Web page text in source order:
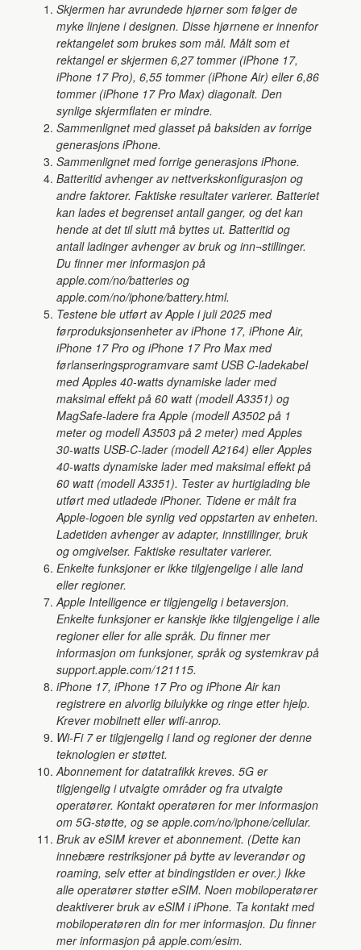
Skjermen har avrundede hjørner som følger de
myke linjene i designen. Disse hjørnene er innenfor
rektangelet som brukes som mål. Målt som et
rektangel er skjermen 6,27 tommer (iPhone 17,
iPhone 17 Pro), 6,55 tommer (iPhone Air) eller 6,86
tommer (iPhone 17 Pro Max) diagonalt. Den
synlige skjermflaten er mindre.
Sammenlignet med glasset på baksiden av forrige
generasjons iPhone.
Sammenlignet med forrige generasjons iPhone.
Batteritid avhenger av nettverkskonfigurasjon og
andre faktorer. Faktiske resultater varierer. Batteriet
kan lades et begrenset antall ganger, og det kan
hende at det til slutt må byttes ut. Batteritid og
antall ladinger avhenger av bruk og inn¬stillinger.
Du finner mer informasjon på
apple.com/no/batteries og
apple.com/no/iphone/battery.html.
Testene ble utført av Apple i juli 2025 med
førproduksjonsenheter av iPhone 17, iPhone Air,
iPhone 17 Pro og iPhone 17 Pro Max med
førlanseringsprogramvare samt USB C-ladekabel
med Apples 40-watts dynamiske lader med
maksimal effekt på 60 watt (modell A3351) og
MagSafe-ladere fra Apple (modell A3502 på 1
meter og modell A3503 på 2 meter) med Apples
30-watts USB-C-lader (modell A2164) eller Apples
40-watts dynamiske lader med maksimal effekt på
60 watt (modell A3351). Tester av hurtiglading ble
utført med utladede iPhoner. Tidene er målt fra
Apple-logoen ble synlig ved oppstarten av enheten.
Ladetiden avhenger av adapter, innstillinger, bruk
og omgivelser. Faktiske resultater varierer.
Enkelte funksjoner er ikke tilgjengelige i alle land
eller regioner.
Apple Intelligence er tilgjengelig i betaversjon.
Enkelte funksjoner er kanskje ikke tilgjengelige i alle
regioner eller for alle språk. Du finner mer
informasjon om funksjoner, språk og systemkrav på
support.apple.com/121115.
iPhone 17, iPhone 17 Pro og iPhone Air kan
registrere en alvorlig bilulykke og ringe etter hjelp.
Krever mobilnett eller wifi-anrop.
Wi-Fi 7 er tilgjengelig i land og regioner der denne
teknologien er støttet.
Abonnement for datatrafikk kreves. 5G er
tilgjengelig i utvalgte områder og fra utvalgte
operatører. Kontakt operatøren for mer informasjon
om 5G-støtte, og se apple.com/no/iphone/cellular.
Bruk av eSIM krever et abonnement. (Dette kan
innebære restriksjoner på bytte av leverandør og
roaming, selv etter at bindingstiden er over.) Ikke
alle operatører støtter eSIM. Noen mobiloperatører
deaktiverer bruk av eSIM i iPhone. Ta kontakt med
mobiloperatøren din for mer informasjon. Du finner
mer informasjon på apple.com/esim.